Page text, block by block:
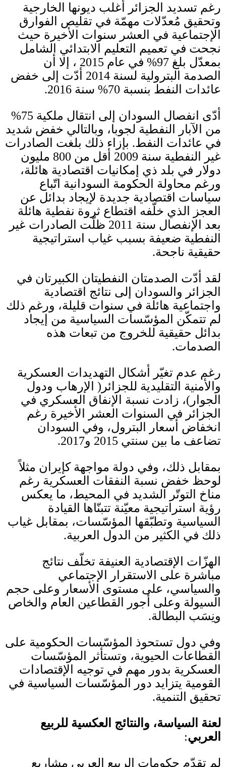
رغم تسديد الجزائر أغلب ديونها الخارجية
وتحقيق مُعدّلات مهمّة في تقليص الفوارق
الإجتماعية في العشر سنوات الأخيرة حيث
نجحت في تعميم التعليم الابتدائي الشامل
بمعدّل بلغ 97% في عام 2015 ، إلا أن
الصدمة البترولية لسنة 2014 أدّت إلى خفض
عائدات النفط بنسبة 70% سنة 2016.
أدّى انفصال السودان إلى انتقال ملكية 75%
من الآبار النفطية لجوبا، وبالتالي خفض شديد
في عائدات النفط. بإزاء ذلك بلغت الصادرات
غير النفطية سنة 2009 أقل من 800 مليون
دولار في بلد ذي إمكانيات اقتصادية هائلة،
ورغم محاولة الحكومة السودانية اتّباع
سياسات اقتصادية جديدة لإيجاد بدائل عن
العجز الذي خلّفه اقتطاع ثروة نفطية هائلة
بعد الإنفصال سنة 2011 ظلّت الصادرات غير
النفطية ضعيفة بسبب غياب استراتيجية
حقيقية ناجحة.
لقد أدّت الصدمتان النفطيتان الكبيرتان في
الجزائر والسودان إلى نتائج اقتصادية
واجتماعية هائلة في سنوات قليلة، ورغم ذلك
لم تتمكّن المؤسّسات السياسية من إيجاد
بدائل حقيقية للخروج من تبعات هذه
الصدمات.
رغم عدم تغيّر أشكال التهديدات العسكرية
والأمنية التقليدية للجزائر ( الإرهاب ودول
الجوار )، زادت نسبة الإنفاق العسكري في
الجزائر في السنوات العشر الأخيرة رغم
انخفاض أسعار البترول، وفي السودان
تضاعف ما بين سنتي 2015 و2017.
بمقابل ذلك، وفي دولة مواجهة كإيران مثلاً
لوحظ خفض نسبة النفقات العسكرية رغم
مناخ التوتّر الشديد في المحيط، ما يعكس
رؤية استراتيجية معيّنة تتبنّاها القيادة
السياسية وتطبّقها المؤسّسات، بمقابل غياب
ذلك في الكثير من الدول العربية.
الهزّات الإقتصادية العنيفة تخلّف نتائج
مباشرة على الاستقرار الإجتماعي
والسياسي، على مستوى الأسعار وعلى حجم
السيولة وعلى أجور القطاعين العام والخاص
ونِسَب البطالة.
وفي دول تستحوذ المؤسّسات الحكومية على
القطاعات الحيوية، وتستأثر المؤسّسات
العسكرية بدور مهم في توجيه الإقتصادات
القومية يتزايد دور المؤسّسات السياسية في
تحقيق التنمية.
لعنة السياسة، والنتائج العكسية للربيع
العربي:
لم تقدّم حكومات الربيع العربي مشاريع